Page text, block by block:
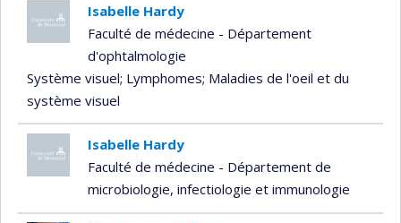
Isabelle Hardy
Faculté de médecine - Département
d'ophtalmologie
Système visuel; Lymphomes; Maladies de l'oeil et du
système visuel
Isabelle Hardy
Faculté de médecine - Département de
microbiologie, infectiologie et immunologie